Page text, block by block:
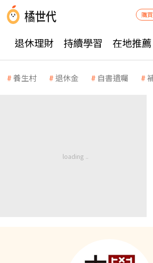
購
退休理財 持續學習 在地推薦
養生村 退休金 自書遺囑